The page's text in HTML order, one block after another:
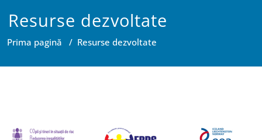
Resurse dezvoltate
Prima pagină / Resurse dezvoltate